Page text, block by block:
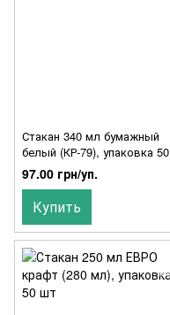
Стакан 340 мл бумажный
белый (КР-79), упаковка 50
шт
97.00 грн/уп.
Купить